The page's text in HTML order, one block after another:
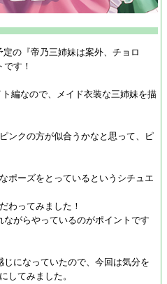
の『帝乃三姉妹は案外、チョロ
す！
編なので、メイド衣装な三姉妹を描
ンクの方が似合うかなと思って、ピ
ポーズをとっているというシチュエ
わってみました！
がらやっているのがポイントです
になっていたので、今回は気分を
してみました。